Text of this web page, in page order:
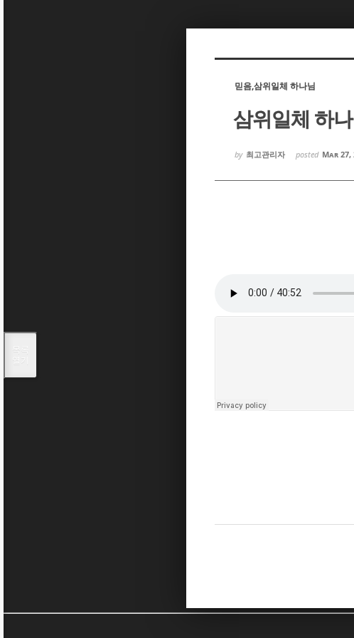
믿음,삼위일체 하나님
삼위일체 하
by 최고관리자 posted Mar 27,
목록
열기
Sketchbook5, 스케치북5
Sketchbook5, 스케치북5
Sketchbook5, 스케치북5
Sketchbook5, 스케치북5